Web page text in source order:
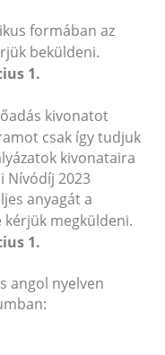
formában az
beküldeni.
1.
kivonatot
csak így tudjuk
kivonataira
Nívódíj 2023
anyagát a
kérjük megküldeni.
1.
angol nyelven